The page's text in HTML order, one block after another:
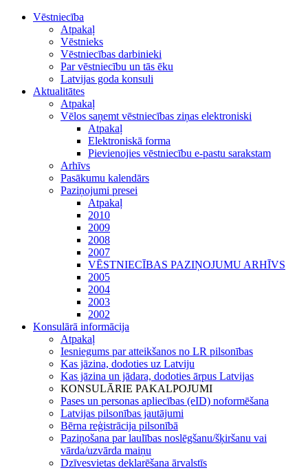
Vēstniecība
Atpakaļ
Vēstnieks
Vēstniecības darbinieki
Par vēstniecību un tās ēku
Latvijas goda konsuli
Aktualitātes
Atpakaļ
Vēlos saņemt vēstniecības ziņas elektroniski
Atpakaļ
Elektroniskā forma
Pievienojies vēstniecību e-pastu sarakstam
Arhīvs
Pasākumu kalendārs
Paziņojumi presei
Atpakaļ
2010
2009
2008
2007
VĒSTNIECĪBAS PAZIŅOJUMU ARHĪVS
2005
2004
2003
2002
Konsulārā informācija
Atpakaļ
Iesniegums par atteikšanos no LR pilsonības
Kas jāzina, dodoties uz Latviju
Kas jāzina un jādara, dodoties ārpus Latvijas
KONSULĀRIE PAKALPOJUMI
Pases un personas apliecības (eID) noformēšana
Latvijas pilsonības jautājumi
Bērna reģistrācija pilsonībā
Paziņošana par laulības noslēgšanu/šķiršanu vai
vārda/uzvārda maiņu
Dzīvesvietas deklarēšana ārvalstīs